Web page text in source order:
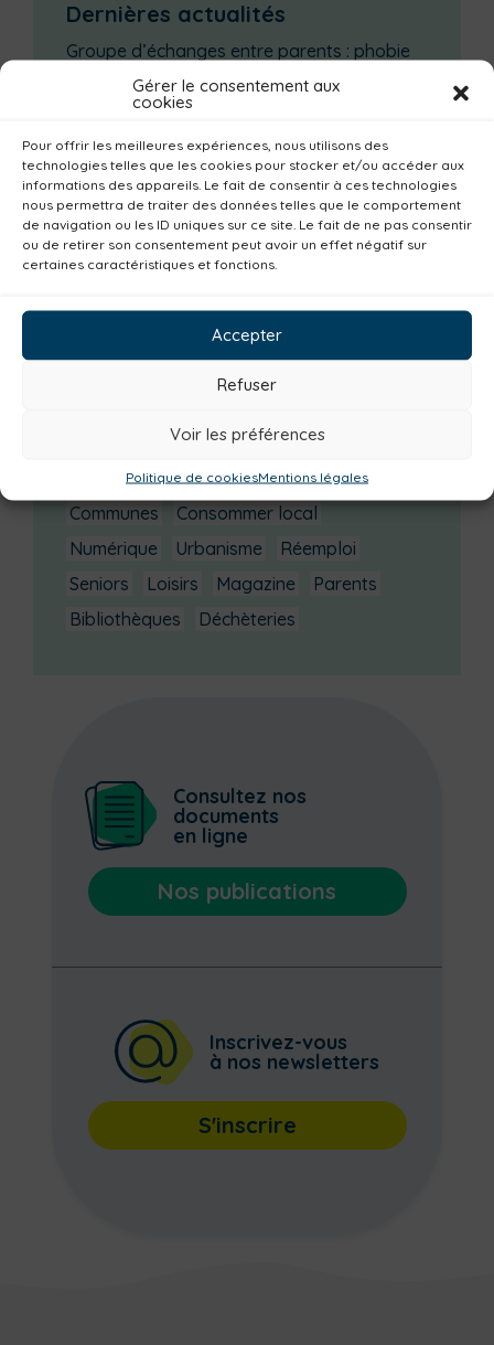
Gérer le consentement aux
cookies
Pour offrir les meilleures expériences, nous utilisons des
technologies telles que les cookies pour stocker et/ou accéder aux
informations des appareils. Le fait de consentir à ces technologies
nous permettra de traiter des données telles que le comportement
de navigation ou les ID uniques sur ce site. Le fait de ne pas consentir
ou de retirer son consentement peut avoir un effet négatif sur
certaines caractéristiques et fonctions.
Accepter
Refuser
Voir les préférences
Politique de cookiesMentions légales
Dernières actualités
Groupe d’échanges entre parents : phobie
Ateliers sur la périnatalité
La saison culturelle 2026-2027 est lancée !
Changements d’horaires activités jeunes
Enquête publique
Catégories actualités / agenda
Solidarité
Tourisme
Alimentation
Habitat
Economie
Jeunesse Sport
Emploi
Communes
Consommer local
Numérique
Urbanisme
Réemploi
Seniors
Loisirs Magazine
Parents
Bibliothèques
Déchèteries
Consultez nos
documents
en ligne
Nos publications
Inscrivez-vous
à nos newsletters
S'inscrire